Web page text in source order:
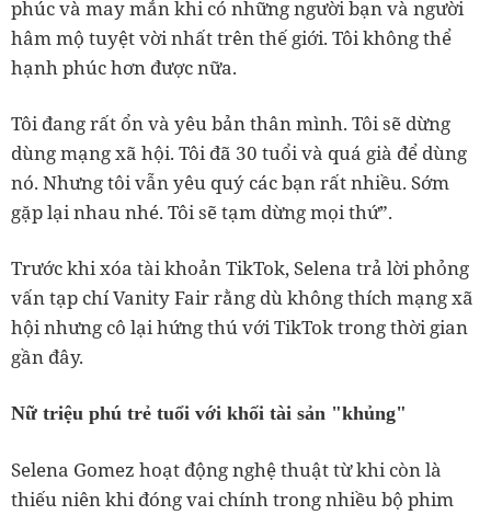
phúc và may mắn khi có những người bạn và người
hâm mộ tuyệt vời nhất trên thế giới. Tôi không thể
hạnh phúc hơn được nữa.
Tôi đang rất ổn và yêu bản thân mình. Tôi sẽ dừng
dùng mạng xã hội. Tôi đã 30 tuổi và quá già để dùng
nó. Nhưng tôi vẫn yêu quý các bạn rất nhiều. Sớm
gặp lại nhau nhé. Tôi sẽ tạm dừng mọi thứ”.
Trước khi xóa tài khoản TikTok, Selena trả lời phỏng
vấn tạp chí Vanity Fair rằng dù không thích mạng xã
hội nhưng cô lại hứng thú với TikTok trong thời gian
gần đây.
Nữ triệu phú trẻ tuổi với khối tài sản "khủng"
Selena Gomez hoạt động nghệ thuật từ khi còn là
thiếu niên khi đóng vai chính trong nhiều bộ phim